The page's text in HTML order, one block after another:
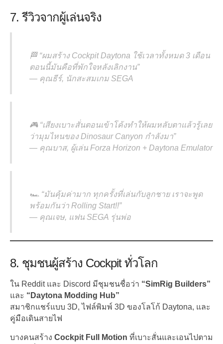
7. รีวิวจากผู้เล่นจริง
🏁 “ผมสร้าง Cockpit Daytona ใช้เวลาทั้งหมด 3 เดือน
ตอนนี้มันคือที่พักใจหลังเลิกงาน”
— คุณธีร์, นักสะสมเกม SEGA
🎮 “เสียงเบาะสั่นตอนเข้าโค้งทำให้ผมหลับตาแล้วรู้เลย
ว่ามุมไหนของ Dinosaur Canyon กำลังมา”
— คุณบาส, ผู้เล่น Forza Horizon + Daytona Emulator
🏎️ “มันคุ้มค่ามาก ทุกครั้งที่เล่นกับลูกชาย เราจะพูด
พร้อมกันว่า Rolling Start!!”
— คุณเจษ, แฟน SEGA รุ่นพ่อ
8. ชุมชนผู้สร้าง Cockpit ทั่วโลก
ใน Reddit และ Discord มีชุมชนชื่อว่า “SimRig Builders”
และ “Daytona Modding Hub”
สมาชิกแชร์แบบ 3D, ไฟล์พิมพ์ 3D ของโลโก้ Daytona, และ
คู่มือเดินสายไฟ
บางคนสร้าง Cockpit Full Motion ที่เบาะสั่นและเอนไปตาม